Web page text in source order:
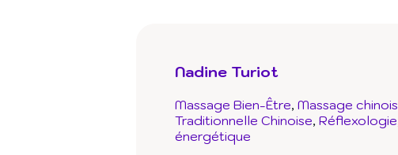
Nadine Turiot
Massage Bien-Être Massage chinois
Traditionnelle Chinoise Réflexologie
énergétique